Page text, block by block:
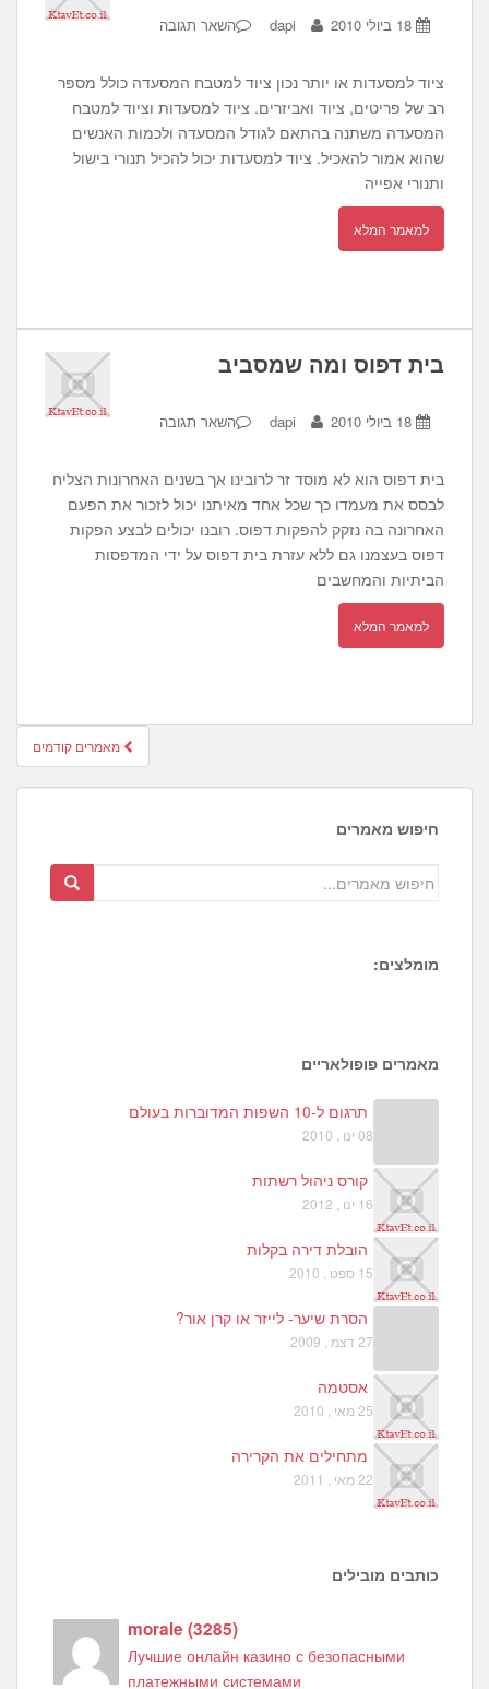
18 ביולי 2010 dapi השאר תגובה
ציוד למסעדות או יותר נכון ציוד למטבח המסעדה כולל מספר
רב של פריטים, ציוד ואביזרים. ציוד למסעדות וציוד למטבח
המסעדה משתנה בהתאם לגודל המסעדה ולכמות האנשים
שהוא אמור להאכיל. ציוד למסעדות יכול להכיל תנורי בישול
ותנורי אפייה
למאמר המלא
בית דפוס ומה שמסביב
18 ביולי 2010 dapi השאר תגובה
בית דפוס הוא לא מוסד זר לרובינו אך בשנים האחרונות הצליח
לבסס את מעמדו כך שכל אחד מאיתנו יכול לזכור את הפעם
האחרונה בה נזקק להפקות דפוס. רובנו יכולים לבצע הפקות
דפוס בעצמנו גם ללא עזרת בית דפוס על ידי המדפסות
הביתיות והמחשבים
למאמר המלא
חיפוש מאמרים קודמים
חיפוש מאמרים
מומלצים:
מאמרים פופולאריים
תרגום ל-10 השפות המדוברות בעולם
08 ינו , 2010
קורס ניהול רשתות
16 ינו , 2012
הובלת דירה בקלות
15 ספט , 2010
הסרת שיער- לייזר או קרן אור?
27 דצמ , 2009
אסטמה
25 מאי , 2010
מתחילים את הקרירה
22 מאי , 2011
כותבים מובילים
morale(3285)
Лучшие онлайн казино с безопасными
платежными системами